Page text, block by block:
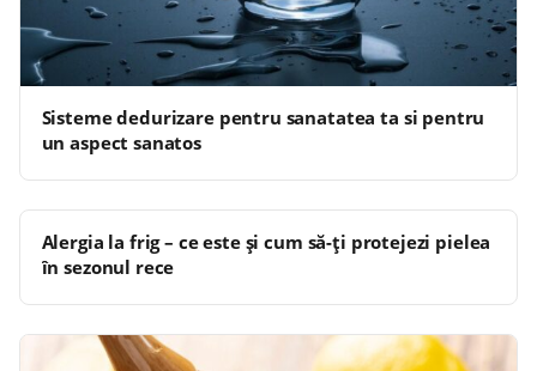
Sisteme dedurizare pentru sanatatea ta si pentru
un aspect sanatos
Alergia la frig – ce este și cum să-ți protejezi pielea
în sezonul rece